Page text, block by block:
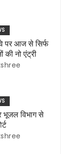
पर आज से सिर्फ
की नो एंट्री
भूजल विभाग से